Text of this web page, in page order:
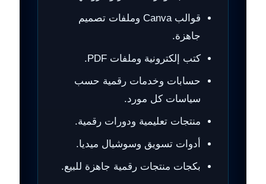
قوالب Canva وملفات تصميم
جاهزة.
كتب إلكترونية وملفات PDF.
حسابات وخدمات رقمية حسب
سياسات كل مورد.
منتجات تعليمية ودورات رقمية.
أدوات تسويق وسوشيال ميديا.
بكجات منتجات رقمية جاهزة للبيع.